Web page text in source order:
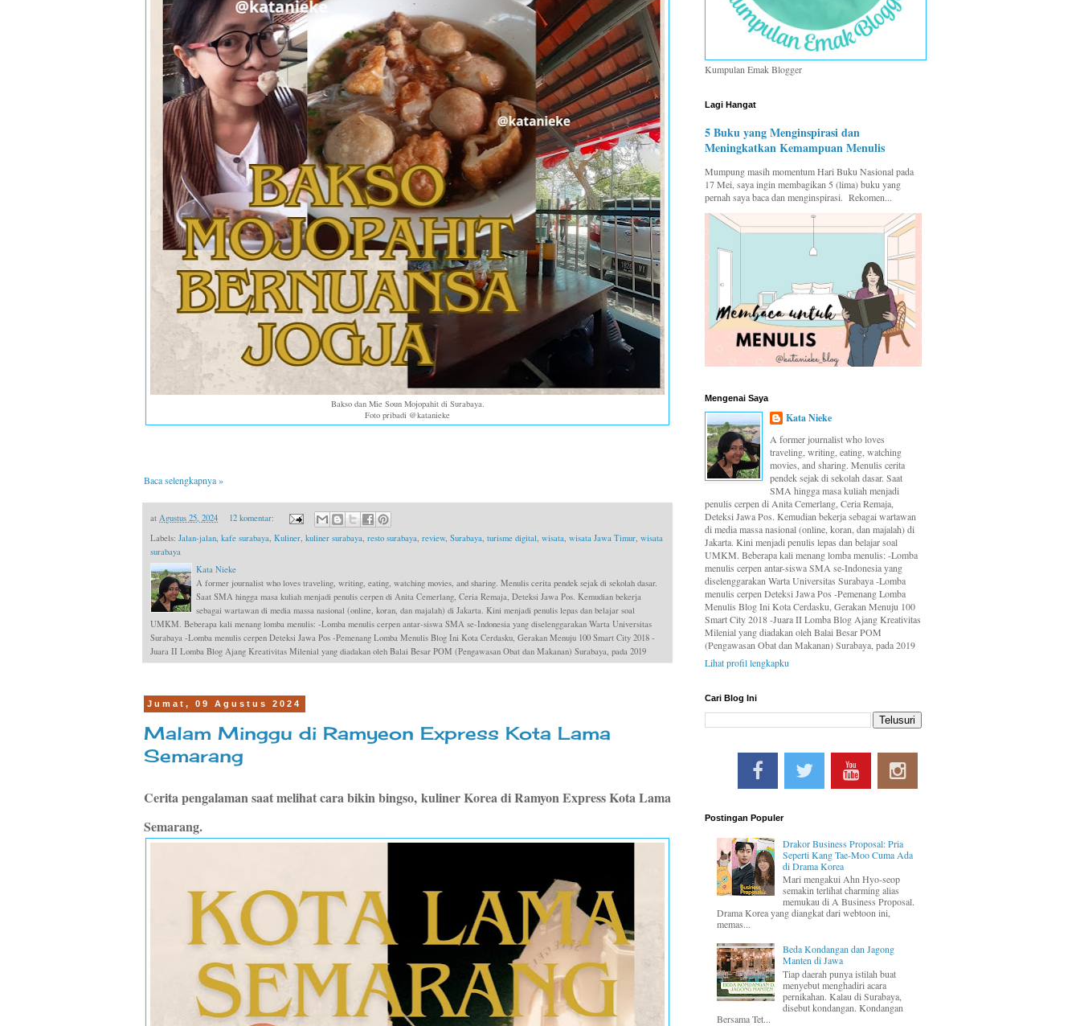
Bakso dan Mie Soun Mojopahit di Surabaya.
Foto pribadi @katanieke
Baca selengkapnya »
at Agustus 25, 2024
12 komentar:
Labels: Jalan-jalan kafe surabaya Kuliner kuliner surabaya resto surabaya review, Surabaya turisme digital wisata wisata Jawa Timur wisata
surabaya
Kata Nieke
A former journalist who loves traveling, writing, eating, watching movies, and sharing. Menulis cerita pendek sejak di sekolah dasar.
Saat SMA hingga masa kuliah menjadi penulis cerpen di Anita Cemerlang, Ceria Remaja, Deteksi Jawa Pos. Kemudian bekerja
sebagai wartawan di media massa nasional (online, koran, dan majalah) di Jakarta. Kini menjadi penulis lepas dan belajar soal
UMKM. Beberapa kali menang lomba menulis: -Lomba menulis cerpen antar-siswa SMA se-Indonesia yang diselenggarakan Warta Universitas
Surabaya -Lomba menulis cerpen Deteksi Jawa Pos -Pemenang Lomba Menulis Blog Ini Kota Cerdasku, Gerakan Menuju 100 Smart City 2018 -
Juara II Lomba Blog Ajang Kreativitas Milenial yang diadakan oleh Balai Besar POM (Pengawasan Obat dan Makanan) Surabaya, pada 2019
Jumat, 09 Agustus 2024
Malam Minggu di Ramyeon Express Kota Lama
Semarang
Cerita pengalaman saat melihat cara bikin bingso, kuliner Korea di Ramyon Express Kota Lama
Semarang.
Kumpulan Emak Blogger
Lagi Hangat
5 Buku yang Menginspirasi dan
Meningkatkan Kemampuan Menulis
Mumpung masih momentum Hari Buku Nasional pada
17 Mei, saya ingin membagikan 5 (lima) buku yang
pernah saya baca dan menginspirasi. Rekomen...
Mengenai Saya
Kata Nieke
A former journalist who loves
traveling, writing, eating, watching
movies, and sharing. Menulis cerita
pendek sejak di sekolah dasar. Saat
SMA hingga masa kuliah menjadi
penulis cerpen di Anita Cemerlang, Ceria Remaja,
Deteksi Jawa Pos. Kemudian bekerja sebagai wartawan
di media massa nasional (online, koran, dan majalah) di
Jakarta. Kini menjadi penulis lepas dan belajar soal
UMKM. Beberapa kali menang lomba menulis: -Lomba
menulis cerpen antar-siswa SMA se-Indonesia yang
diselenggarakan Warta Universitas Surabaya -Lomba
menulis cerpen Deteksi Jawa Pos -Pemenang Lomba
Menulis Blog Ini Kota Cerdasku, Gerakan Menuju 100
Smart City 2018 -Juara II Lomba Blog Ajang Kreativitas
Milenial yang diadakan oleh Balai Besar POM
(Pengawasan Obat dan Makanan) Surabaya, pada 2019
Lihat profil lengkapku
Cari Blog Ini
Postingan Populer
Drakor Business Proposal: Pria
Seperti Kang Tae-Moo Cuma Ada
di Drama Korea
Mari mengakui Ahn Hyo-seop
semakin terlihat charming alias
memukau di A Business Proposal.
Drama Korea yang diangkat dari webtoon ini,
memas...
Beda Kondangan dan Jagong
Manten di Jawa
Tiap daerah punya istilah buat
menyebut menghadiri acara
pernikahan. Kalau di Surabaya,
disebut kondangan. Kondangan
Bersama Tet...